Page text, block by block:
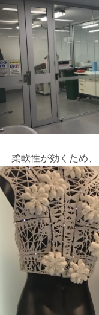
柔軟性が効くため